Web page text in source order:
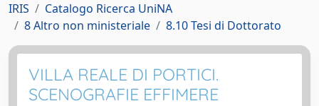
IRIS
Catalogo Ricerca UniNA
8 Altro non ministeriale
8.10 Tesi di Dottorato
VILLA REALE DI PORTICI.
SCENOGRAFIE EFFIMERE